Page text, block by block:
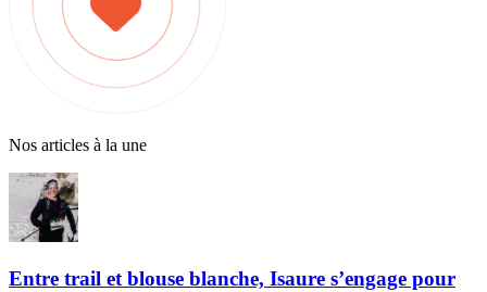
Nos articles à la une
Entre trail et blouse blanche, Isaure s’engage pour